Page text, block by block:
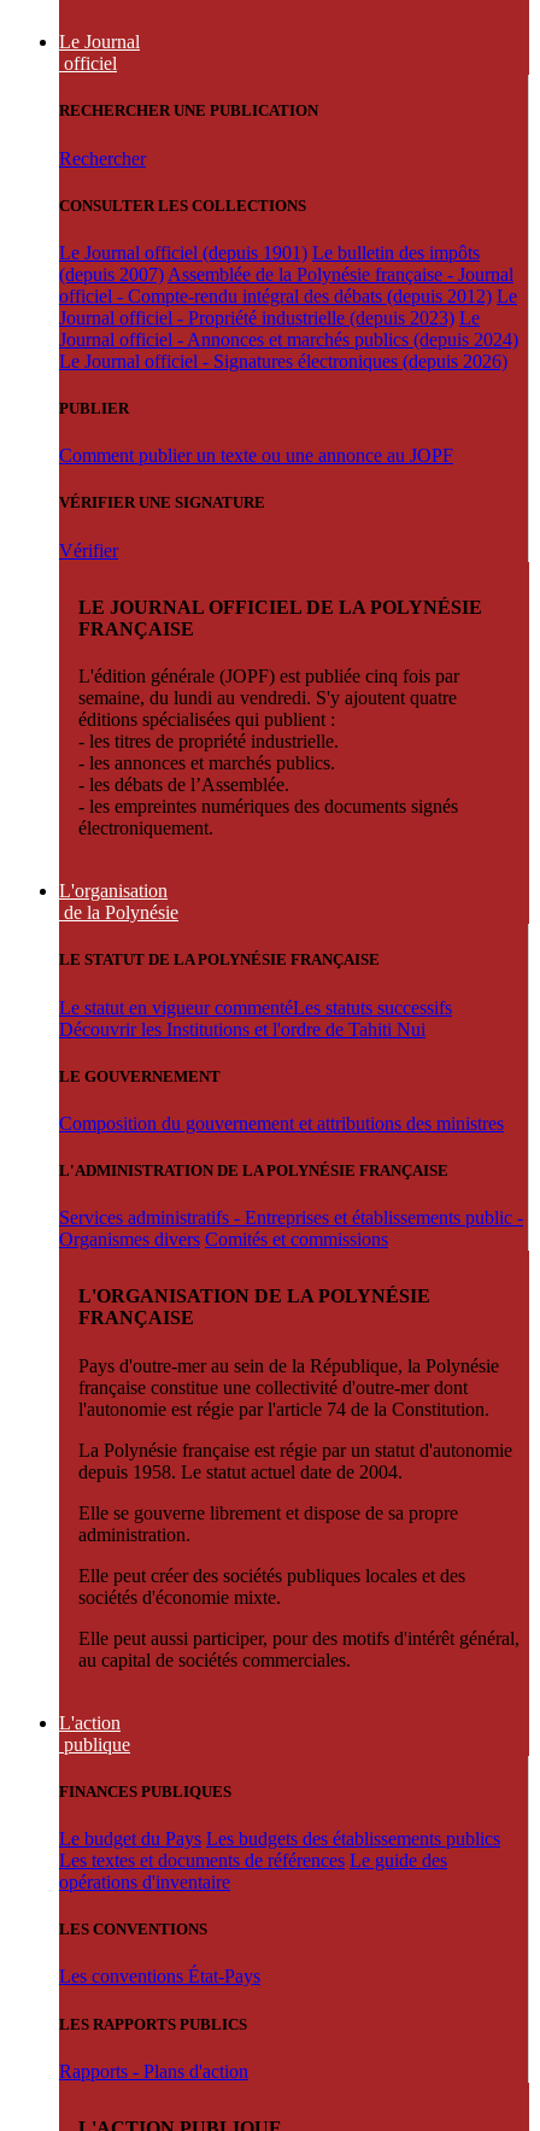
Le Journal
officiel
RECHERCHER UNE PUBLICATION
Rechercher
CONSULTER LES COLLECTIONS
Le Journal officiel (depuis 1901) Le bulletin des impôts
(depuis 2007) Assemblée de la Polynésie française - Journal
officiel - Compte-rendu intégral des débats (depuis 2012) Le
Journal officiel - Propriété industrielle (depuis 2023) Le
Journal officiel - Annonces et marchés publics (depuis 2024)
Le Journal officiel - Signatures électroniques (depuis 2026)
PUBLIER
Comment publier un texte ou une annonce au JOPF
VÉRIFIER UNE SIGNATURE
Vérifier
LE JOURNAL OFFICIEL DE LA POLYNÉSIE
FRANÇAISE
L'édition générale (JOPF) est publiée cinq fois par
semaine, du lundi au vendredi. S'y ajoutent quatre
éditions spécialisées qui publient :
- les titres de propriété industrielle.
- les annonces et marchés publics.
- les débats de l’Assemblée.
- les empreintes numériques des documents signés
électroniquement.
L'organisation
de la Polynésie
LE STATUT DE LA POLYNÉSIE FRANÇAISE
Le statut en vigueur commentéLes statuts successifs
Découvrir les Institutions et l'ordre de Tahiti Nui
LE GOUVERNEMENT
Composition du gouvernement et attributions des ministres
L'ADMINISTRATION DE LA POLYNÉSIE FRANÇAISE
Services administratifs - Entreprises et établissements public -
Organismes divers Comités et commissions
L'ORGANISATION DE LA POLYNÉSIE
FRANÇAISE
Pays d'outre-mer au sein de la République, la Polynésie
française constitue une collectivité d'outre-mer dont
l'autonomie est régie par l'article 74 de la Constitution.
La Polynésie française est régie par un statut d'autonomie
depuis 1958. Le statut actuel date de 2004.
Elle se gouverne librement et dispose de sa propre
administration.
Elle peut créer des sociétés publiques locales et des
sociétés d'économie mixte.
Elle peut aussi participer, pour des motifs d'intérêt général,
au capital de sociétés commerciales.
L'action
publique
FINANCES PUBLIQUES
Le budget du Pays Les budgets des établissements publics
Les textes et documents de références Le guide des
opérations d'inventaire
LES CONVENTIONS
Les conventions État-Pays
LES RAPPORTS PUBLICS
Rapports - Plans d'action